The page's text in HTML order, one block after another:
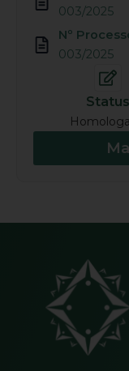
003/2025
Nº
003/2025
Status